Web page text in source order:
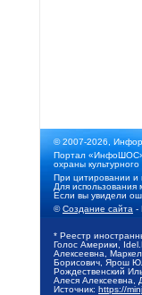
© 2007-2026,
Портал «ИнфоШОС»
охраны
При цитировании и
Для использования
Если вы увидели
©Создание сайта -
* Реестр
Голос Америки,
Алексеевна,
Борисович, Ярош
Рождественский
Алеся Алексеевна,
Источник: https://